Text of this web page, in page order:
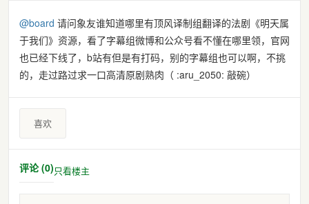
@board 请问象友谁知道哪里有顶风译制组翻译的法剧《明天属
于我们》资源，看了字幕组微博和公众号看不懂在哪里领，官网
也已经下线了，b站有但是有打码，别的字幕组也可以啊，不挑
的，走过路过求一口高清原剧熟肉（ :aru_2050: 敲碗）
喜欢
评论 (0)只看楼主